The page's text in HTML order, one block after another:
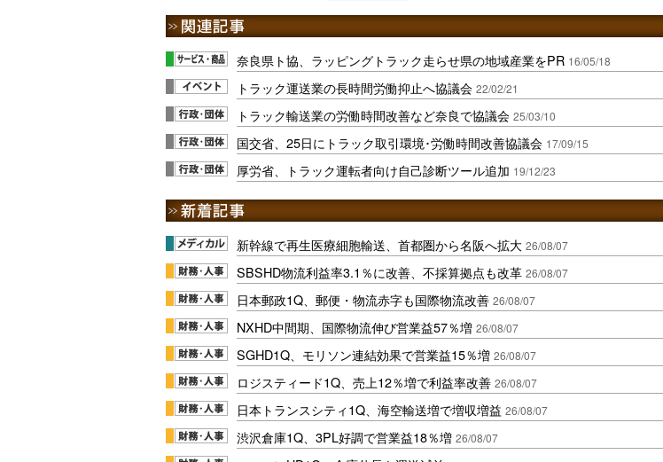
奈良県ト協、ラッピングトラック走らせ県の地域産業をPR 16/05/18
トラック運送業の長時間労働抑止へ協議会 22/02/21
トラック輸送業の労働時間改善など奈良で協議会 25/03/10
国交省、25日にトラック取引環境･労働時間改善協議会 17/09/15
厚労省、トラック運転者向け自己診断ツール追加 19/12/23
新幹線で再生医療細胞輸送、首都圏から名阪へ拡大 26/08/07
SBSHD物流利益率3.1％に改善、不採算拠点も改革 26/08/07
日本郵政1Q、郵便・物流赤字も国際物流改善 26/08/07
NXHD中間期、国際物流伸び営業益57％増 26/08/07
SGHD1Q、モリソン連結効果で営業益15％増 26/08/07
ロジスティード1Q、売上12％増で利益率改善 26/08/07
日本トランスシティ1Q、海空輸送増で増収増益 26/08/07
渋沢倉庫1Q、3PL好調で営業益18％増 26/08/07